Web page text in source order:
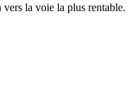
la voie la plus rentable.